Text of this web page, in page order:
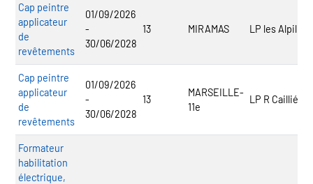
Cap peintre
applicateur
de
revêtements
01/09/2026
-
30/06/2028
13 MIRAMAS LP les Alpilles
Cap peintre
applicateur
de
revêtements
01/09/2026
-
30/06/2028
13
MARSEILLE-
11e
LP R Caillié
Formateur
habilitation
électrique,